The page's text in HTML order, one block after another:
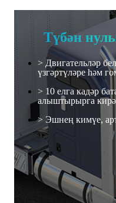
Түбән
> Двигательләр
үзгәртүләре һәм
> 10 елга кадәр
алыштырырга
> Эшнең кимүе,